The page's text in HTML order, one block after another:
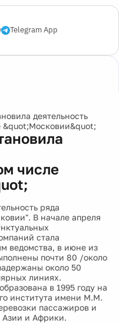
Telegram App
деятельность
&quot;Московии&quot;
числе
ряда
В начале апреля
стала
ведомства, в июне из
почти 80 /около
около 50
линиях.
в 1995 году на
института имени М.М.
пассажиров и
Азии и Африки.